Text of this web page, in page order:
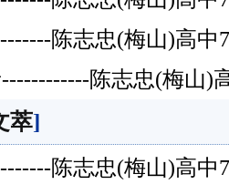
陈志忠(梅山)高中
陈志忠(梅山)
萃]
陈志忠(梅山)高中